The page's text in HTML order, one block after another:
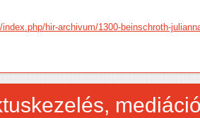
hir-archivum/1300-beinschroth-
mediáció